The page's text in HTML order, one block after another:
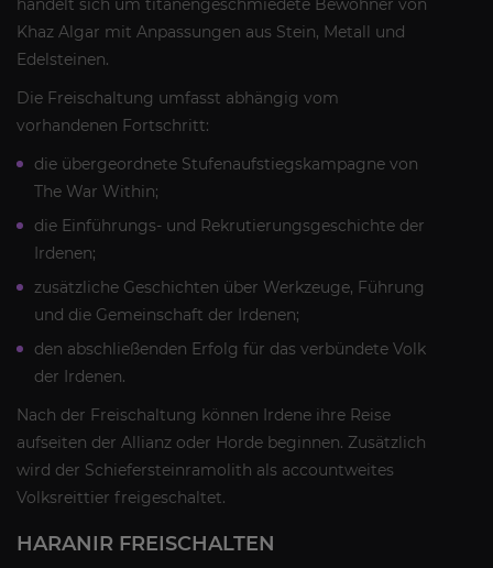
handelt sich um titanengeschmiedete Bewohner von
Khaz Algar mit Anpassungen aus Stein, Metall und
Edelsteinen.
Die Freischaltung umfasst abhängig vom
vorhandenen Fortschritt:
die übergeordnete Stufenaufstiegskampagne von
The War Within;
die Einführungs- und Rekrutierungsgeschichte der
Irdenen;
zusätzliche Geschichten über Werkzeuge, Führung
und die Gemeinschaft der Irdenen;
den abschließenden Erfolg für das verbündete Volk
der Irdenen.
Nach der Freischaltung können Irdene ihre Reise
aufseiten der Allianz oder Horde beginnen. Zusätzlich
wird der Schiefersteinramolith als accountweites
Volksreittier freigeschaltet.
HARANIR FREISCHALTEN